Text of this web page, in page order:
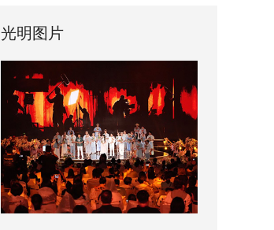
光明图片